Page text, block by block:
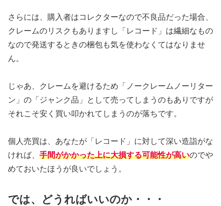
さらには、購入者はコレクターなので不良品だった場合、
クレームのリスクもありますし「レコード」は繊細なもの
なので発送するときの梱包も気を使わなくてはなりませ
ん。
じゃあ、クレームを避けるため「ノークレームノーリター
ン」の「ジャンク品」として売ってしまうのもありですが
それこそ安く買い叩かれてしまうのが落ちです。
個人売買は、あなたが「レコード」に対して深い造詣がな
ければ、 手間がかかった上に大損する可能性が高いのでや
めておいたほうが良いでしょう。
では、どうればいいのか・・・